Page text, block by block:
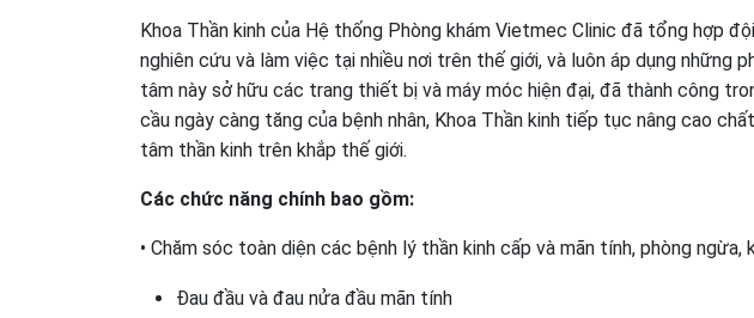
Khoa Thần kinh của Hệ thống Phòng khám Vietmec Clinic đã tổng hợp
nghiên cứu và làm việc tại nhiều nơi trên thế giới, và luôn áp dụng
tâm này sở hữu các trang thiết bị và máy móc hiện đại, đã thành công
cầu ngày càng tăng của bệnh nhân, Khoa Thần kinh tiếp tục nâng cao
tâm thần kinh trên khắp thế giới.
Các chức năng chính bao gồm:
• Chăm sóc toàn diện các bệnh lý thần kinh cấp và mãn tính, phòng
Đau đầu và đau nửa đầu mãn tính